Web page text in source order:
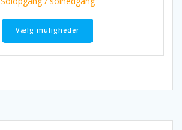
Vælg muligheder
Dette
har
flere
kan
på